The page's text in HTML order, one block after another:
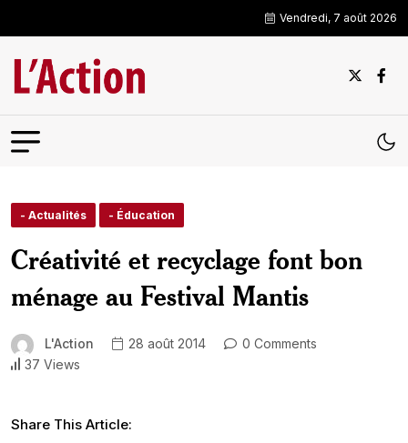
Vendredi, 7 août 2026
- Actualités - Éducation
Créativité et recyclage font bon
ménage au Festival Mantis
L'Action 28 août 2014
0 Comments
37 Views
Share This Article: